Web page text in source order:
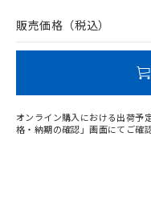
問い合わせください。
販売価格（税込）
オンライン購入における出荷予
格・納期の確認」画面にてご確